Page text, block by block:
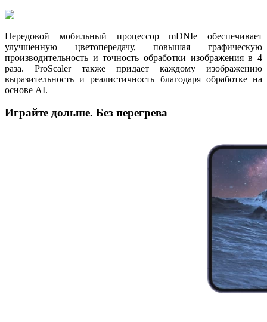
Передовой мобильный процессор mDNIe обеспечивает
улучшенную цветопередачу, повышая графическую
производительность и точность обработки изображения в 4
раза. ProScaler также придает каждому изображению
выразительность и реалистичность благодаря обработке на
основе AI.
Играйте дольше. Без перегрева